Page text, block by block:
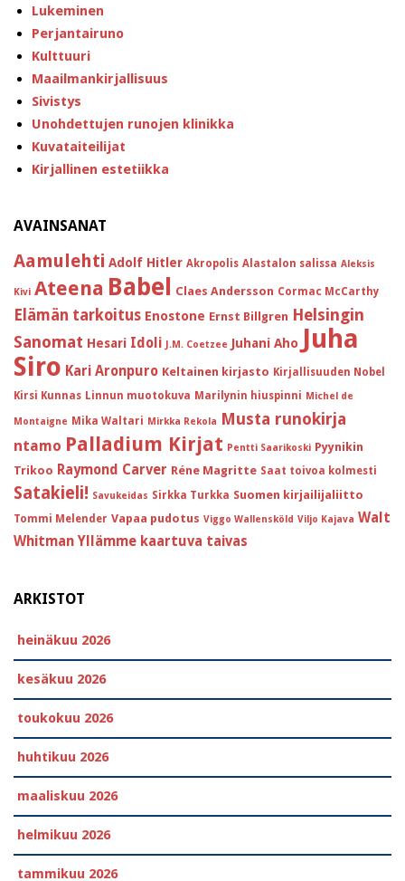
Lukeminen
Perjantairuno
Kulttuuri
Maailmankirjallisuus
Sivistys
Unohdettujen runojen klinikka
Kuvataiteilijat
Kirjallinen estetiikka
AVAINSANAT
Aamulehti Adolf Hitler Akropolis Alastalon salissa Aleksis
Kivi Ateena Babel Claes Andersson Cormac McCarthy
Elämän tarkoitus Enostone Ernst Billgren Helsingin
Sanomat Hesari Idoli J.M. Coetzee Juhani Aho Juha
Siro Kari Aronpuro Keltainen kirjasto Kirjallisuuden Nobel
Kirsi Kunnas Linnun muotokuva Marilynin hiuspinni Michel de
Montaigne Mika Waltari Mirkka Rekola Musta runokirja
ntamo Palladium Kirjat Pentti Saarikoski Pyynikin
Trikoo Raymond Carver Réne Magritte Saat toivoa kolmesti
Satakieli! Savukeidas Sirkka Turkka Suomen kirjailijaliitto
Tommi Melender Vapaa pudotus Viggo Wallensköld Viljo Kajava Walt
Whitman Yllämme kaartuva taivas
ARKISTOT
heinäkuu 2026
kesäkuu 2026
toukokuu 2026
huhtikuu 2026
maaliskuu 2026
helmikuu 2026
tammikuu 2026